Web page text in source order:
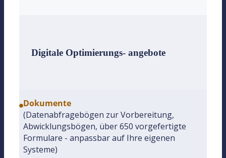
Digitale Optimierungs- angebote
Dokumente
(Datenabfragebögen zur Vorbereitung,
Abwicklungsbögen, über 650 vorgefertigte
Formulare - anpassbar auf Ihre eigenen
Systeme)